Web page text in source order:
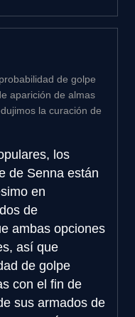
de golpe
aparición de almas
la curación de
los
de Senna están
en
de
ambas opciones
así que
de golpe
con el fin de
sus armados de